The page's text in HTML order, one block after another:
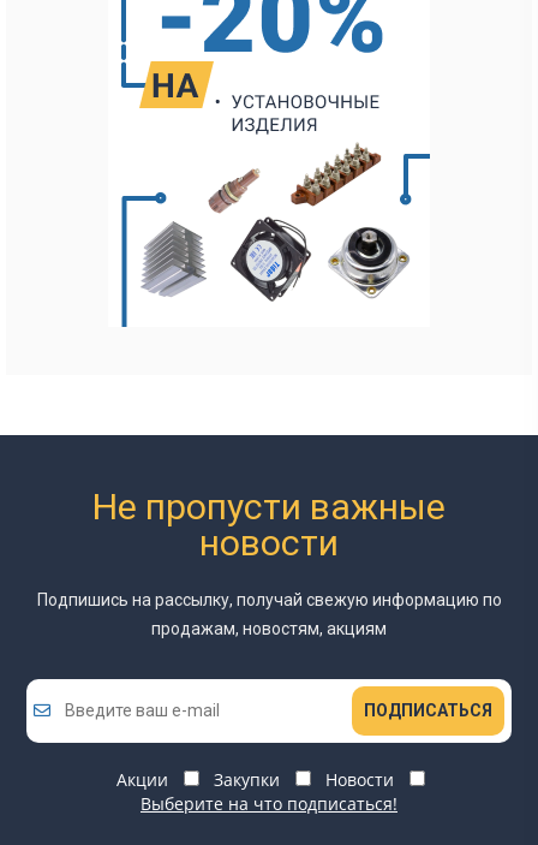
Не пропусти важные
новости
Подпишись на рассылку, получай свежую информацию по
продажам, новостям, акциям
ПОДПИСАТЬСЯ
Акции Закупки
Новости
Выберите на что подписаться!